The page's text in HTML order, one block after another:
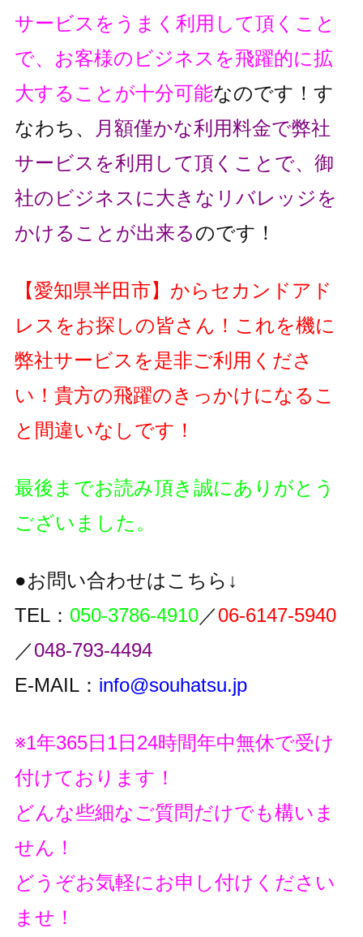
サービスをうまく利用して頂くこと
で、 お客様のビジネスを飛躍的に拡
大することが十分可能なのです！ す
なわち、
月額僅かな利用料金で弊社
サービスを利用して頂くことで、 御
社のビジネスに大きなリバレッジを
かけることが出来るのです！
【愛知県半田市】 からセカンドアド
レスをお探しの皆さん！これを機に
弊社サービスを是非ご利用くださ
い！貴方の飛躍のきっかけになるこ
と間違いなしです！
最後までお読み頂き誠にありがとう
ございました。
●お問い合わせはこちら↓
TEL： 050-3786-4910／06-6147-5940
／048-793-4494
E-MAIL： info@souhatsu.jp
※1年365日1日24時間年中無休で受け
付けております！
どんな些細なご質問だけでも構いま
せん！
どうぞお気軽にお申し付けください
ませ！